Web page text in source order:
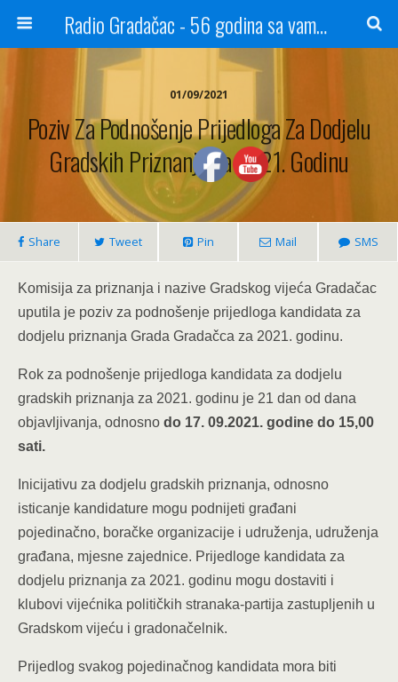
Radio Gradačac - 56 godina sa vama...
01/09/2021
Poziv Za Podnošenje Prijedloga Za Dodjelu
Gradskih Priznanja Za 2021. Godinu
Share Tweet Pin Mail SMS
Komisija za priznanja i nazive Gradskog vijeća Gradačac
uputila je poziv za podnošenje prijedloga kandidata za
dodjelu priznanja Grada Gradačca za 2021. godinu.
Rok za podnošenje prijedloga kandidata za dodjelu
gradskih priznanja za 2021. godinu je 21 dan od dana
objavljivanja, odnosno do 17. 09.2021. godine do 15,00
sati.
Inicijativu za dodjelu gradskih priznanja, odnosno
isticanje kandidature mogu podnijeti građani
pojedinačno, boračke organizacije i udruženja, udruženja
građana, mjesne zajednice. Prijedloge kandidata za
dodjelu priznanja za 2021. godinu mogu dostaviti i
klubovi vijećnika političkih stranaka-partija zastupljenih u
Gradskom vijeću i gradonačelnik.
Prijedlog svakog pojedinačnog kandidata mora biti